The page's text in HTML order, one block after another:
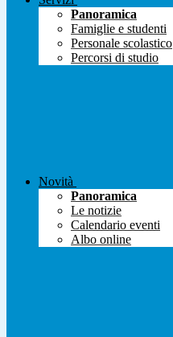
Panoramica
Famiglie e studenti
Personale scolastico
Percorsi di studio
Novità
Panoramica
Le notizie
Calendario eventi
Albo online